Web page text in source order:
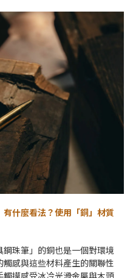
什麼看法？使用「銅」材質
珠筆」的銅也是一個對環境
感與這些材料產生的關聯性
摸感受冰冷光滑金屬與木頭